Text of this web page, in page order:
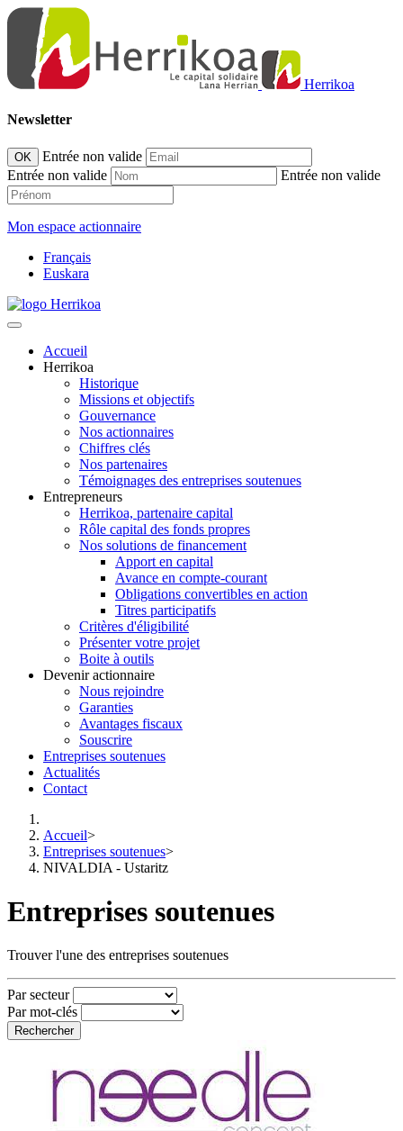
Herrikoa
Newsletter
OK
Entrée non valide
Entrée non valide
Entrée non valide
Mon espace actionnaire
Français
Euskara
Accueil
Herrikoa
Historique
Missions et objectifs
Gouvernance
Nos actionnaires
Chiffres clés
Nos partenaires
Témoignages des entreprises soutenues
Entrepreneurs
Herrikoa, partenaire capital
Rôle capital des fonds propres
Nos solutions de financement
Apport en capital
Avance en compte-courant
Obligations convertibles en action
Titres participatifs
Critères d'éligibilité
Présenter votre projet
Boite à outils
Devenir actionnaire
Nous rejoindre
Garanties
Avantages fiscaux
Souscrire
Entreprises soutenues
Actualités
Contact
Accueil>
Entreprises soutenues>
NIVALDIA - Ustaritz
Entreprises soutenues
Trouver l'une des entreprises soutenues
Par secteur
Par mot-clés
Rechercher